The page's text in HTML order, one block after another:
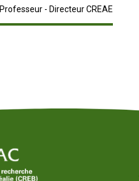
Professeur - Directeur CREAE